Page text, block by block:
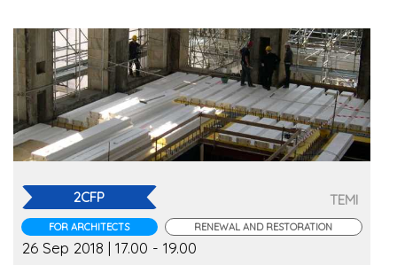
2CFP
FOR ARCHITECTS
TEMI
RENEWAL AND RESTORATION
26 Sep 2018 | 17.00 - 19.00